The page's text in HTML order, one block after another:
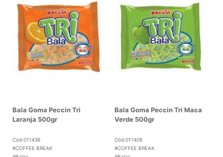
Bala Goma Peccin Tri
Laranja 500gr
Cód:011436
#COFFEE BREAK
Bala Goma Peccin Tri Maca
Verde 500gr
Cód:011408
#COFFEE BREAK